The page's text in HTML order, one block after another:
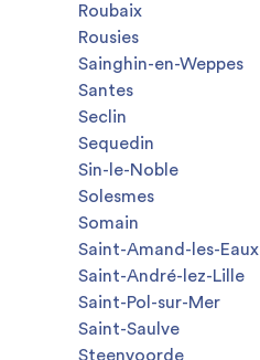
Roubaix
Rousies
Sainghin-en-Weppes
Santes
Seclin
Sequedin
Sin-le-Noble
Solesmes
Somain
Saint-Amand-les-Eaux
Saint-André-lez-Lille
Saint-Pol-sur-Mer
Saint-Saulve
Steenvoorde